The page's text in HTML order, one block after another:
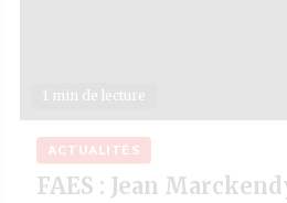
1 min de lecture
ACTUALITÉS
FAES : Jean